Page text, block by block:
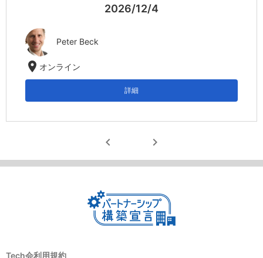
2026/12/4
Peter Beck
location_on オンライン
詳細
chevron_left chevron_right
Tech会利用規約